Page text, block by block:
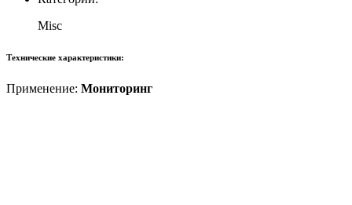
Misc
Технические характеристики:
Применение: Мониторинг